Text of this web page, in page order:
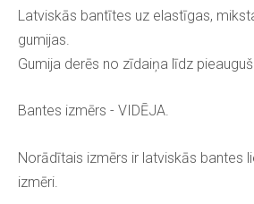
Latviskās bantītes uz elastīgas,
gumijas.
Gumija derēs no zīdaiņa līdz
Bantes izmērs - VIDĒJA.
Norādītais izmērs ir latviskās bantes
izmēri.